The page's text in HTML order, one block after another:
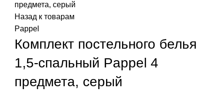
предмета, серый
Назад к товарам
Pappel
Комплект постельного белья
1,5-спальный Pappel 4
предмета, серый